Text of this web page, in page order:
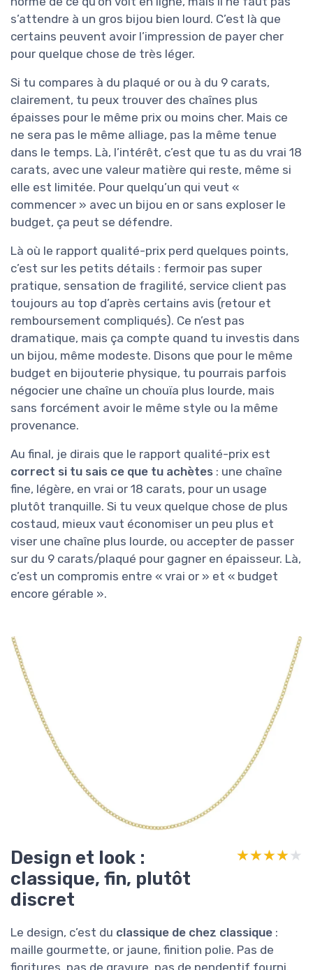
s’attendre à un gros bijou bien lourd. C’est là que
certains peuvent avoir l’impression de payer cher
pour quelque chose de très léger.
Si tu compares à du plaqué or ou à du 9 carats,
clairement, tu peux trouver des chaînes plus
épaisses pour le même prix ou moins cher. Mais ce
ne sera pas le même alliage, pas la même tenue
dans le temps. Là, l’intérêt, c’est que tu as du vrai 18
carats, avec une valeur matière qui reste, même si
elle est limitée. Pour quelqu’un qui veut «
commencer » avec un bijou en or sans exploser le
budget, ça peut se défendre.
Là où le rapport qualité-prix perd quelques points,
c’est sur les petits détails : fermoir pas super
pratique, sensation de fragilité, service client pas
toujours au top d’après certains avis (retour et
remboursement compliqués). Ce n’est pas
dramatique, mais ça compte quand tu investis dans
un bijou, même modeste. Disons que pour le même
budget en bijouterie physique, tu pourrais parfois
négocier une chaîne un chouïa plus lourde, mais
sans forcément avoir le même style ou la même
provenance.
Au final, je dirais que le rapport qualité-prix est
correct si tu sais ce que tu achètes : une chaîne
fine, légère, en vrai or 18 carats, pour un usage
plutôt tranquille. Si tu veux quelque chose de plus
costaud, mieux vaut économiser un peu plus et
viser une chaîne plus lourde, ou accepter de passer
sur du 9 carats/plaqué pour gagner en épaisseur. Là,
c’est un compromis entre « vrai or » et « budget
encore gérable ».
Design et look :
classique, fin, plutôt
discret
★★★★★
★★★★★
Le design, c’est du classique de chez classique :
maille gourmette, or jaune, finition polie. Pas de
fioritures, pas de gravure, pas de pendentif fourni.